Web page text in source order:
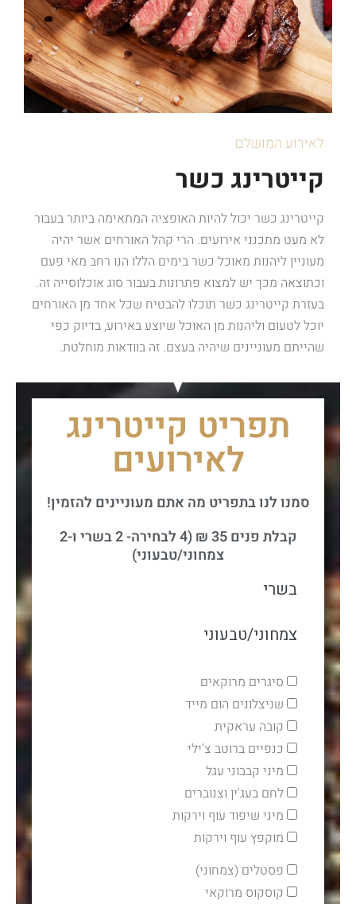
לאירוע המושלם
קייטרינג כשר
קייטרינג כשר יכול להיות האופציה המתאימה ביותר בעבור
לא מעט מתכנני אירועים. הרי קהל האורחים אשר יהיה
מעוניין ליהנות מאוכל כשר בימים הללו הנו רחב מאי פעם
וכתוצאה מכך יש למצוא פתרונות בעבור סוג אוכלוסייה זה.
בעזרת קייטרינג כשר תוכלו להבטיח שכל אחד מן האורחים
יוכל לטעום וליהנות מן האוכל שיוצע באירוע, בדיוק כפי
שהייתם מעוניינים שיהיה בעצם. זה בוודאות מוחלטת.
תפריט קייטרינג
לאירועים
סמנו לנו בתפריט מה אתם מעוניינים להזמין!
קבלת פנים 35 ₪ (4 לבחירה- 2 בשרי ו-2
צמחוני/טבעוני)
בשרי
צמחוני/טבעוני
סיגרים מרוקאים
שניצלונים הום מייד
קובה עראקית
כנפיים ברוטב צ'ילי
מיני קבבוני עגל
לחם בעג'ין וצנוברים
מיני שיפוד עוף וירקות
מוקפץ עוף וירקות
פסטלים (צמחוני)
קוסקוס מרוקאי